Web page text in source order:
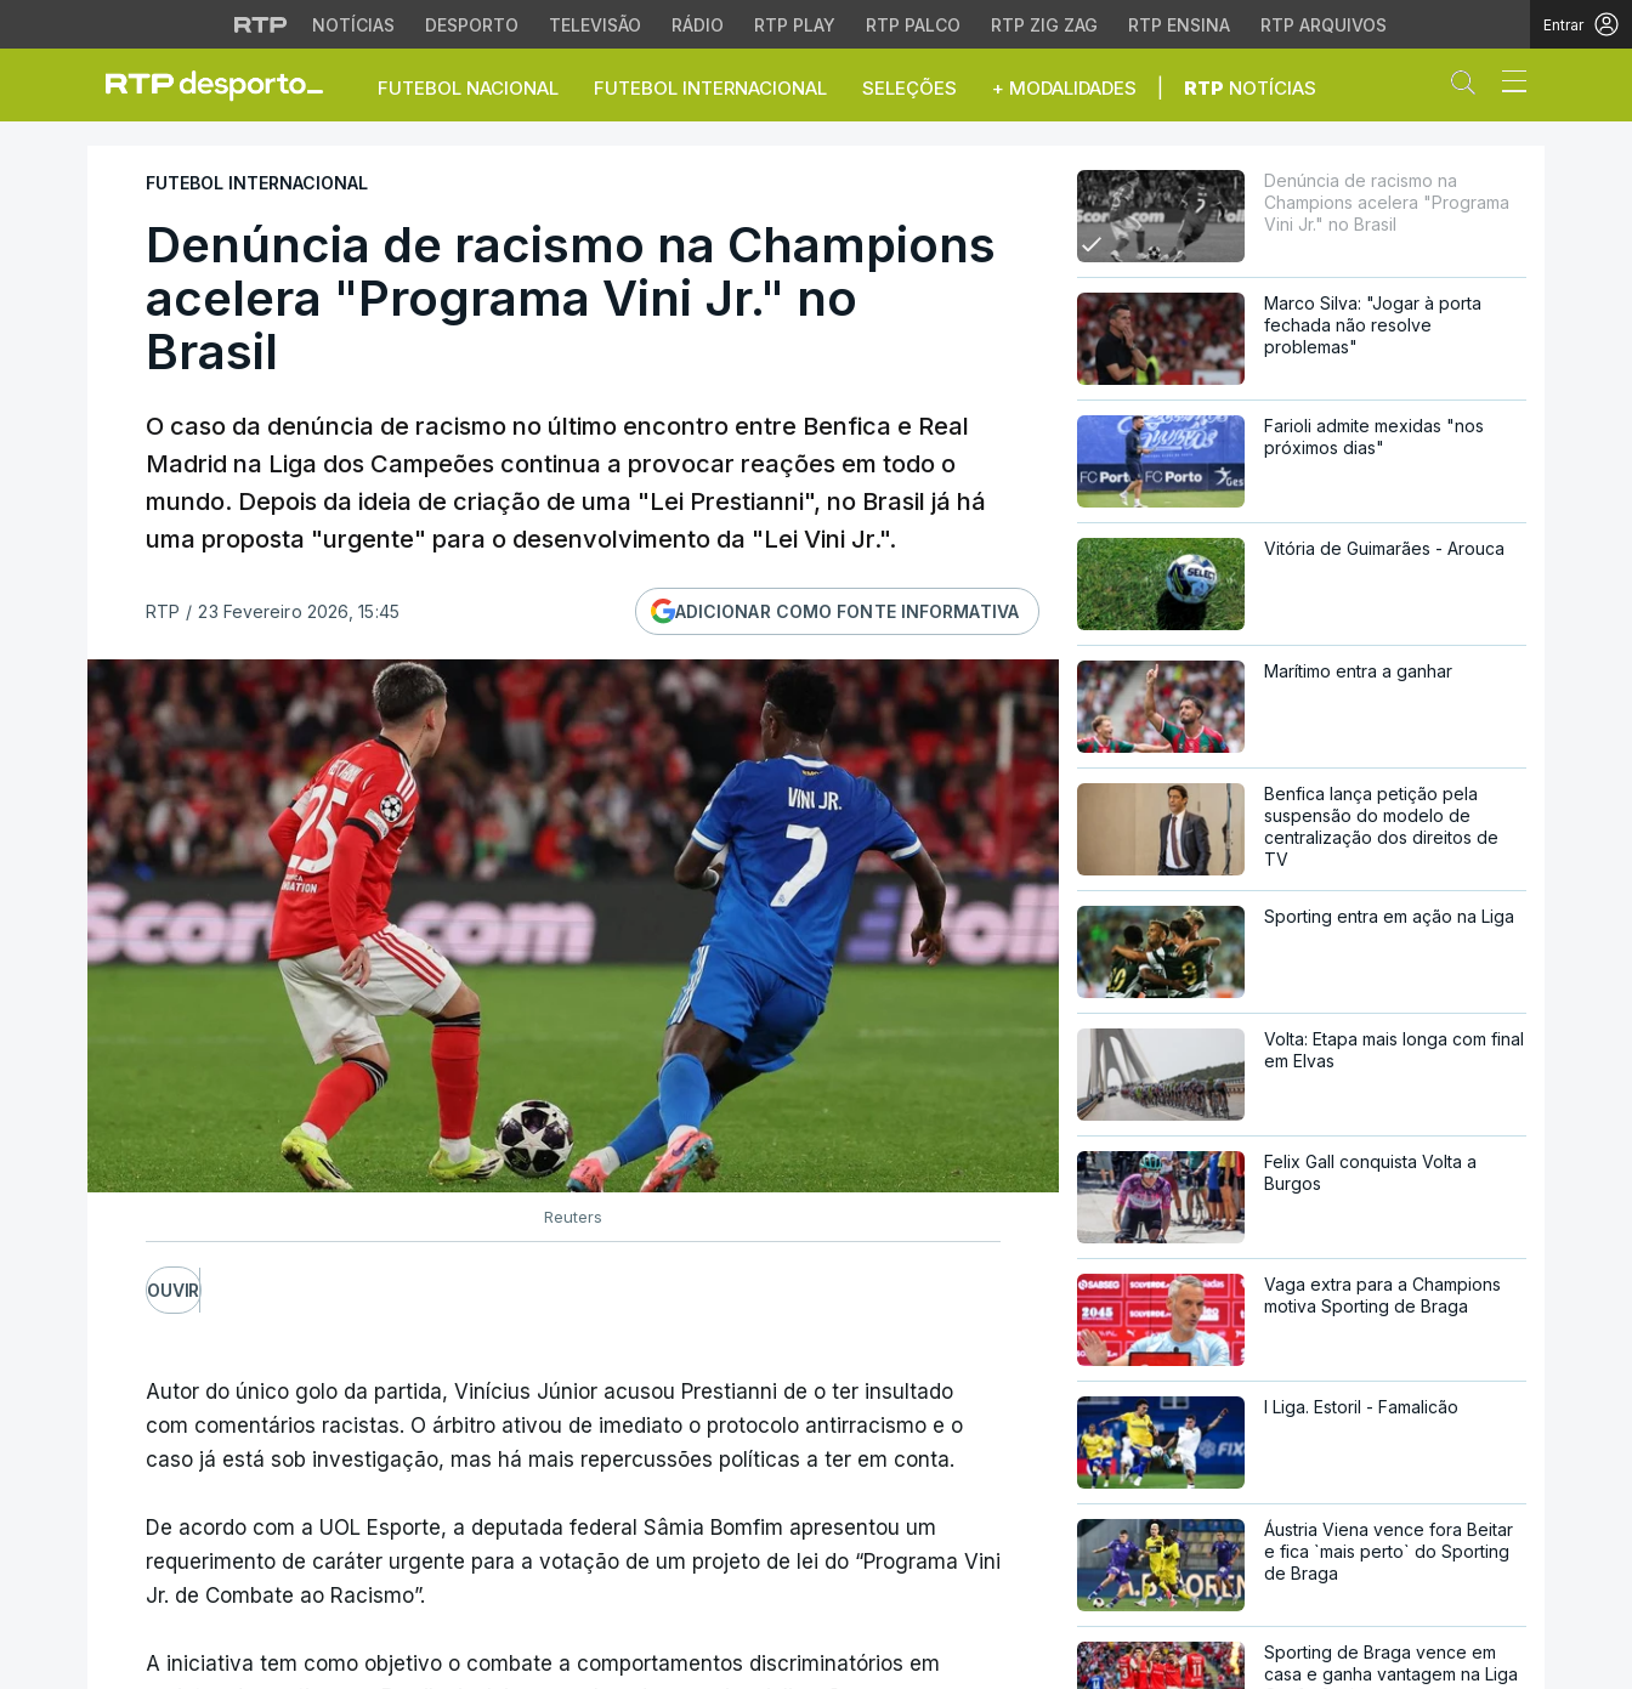
NOTÍCIAS DESPORTO TELEVISÃO RÁDIO RTP PLAY RTP PALCO RTP ZIG ZAG RTP ENSINA RTP ARQUIVOS Entrar
FUTEBOL NACIONAL FUTEBOL INTERNACIONAL SELEÇÕES + MODALIDADES RTP NOTÍCIAS Abrir campo
Denúncia de racismo na Champions acelera "Programa Vini Jr."
FUTEBOL INTERNACIONAL
Denúncia de racismo na Champions
acelera "Programa Vini Jr." no
Brasil
O caso da denúncia de racismo no último encontro entre Benfica e Real
Madrid na Liga dos Campeões continua a provocar reações em todo o
mundo. Depois da ideia de criação de uma "Lei Prestianni", no Brasil já há
uma proposta "urgente" para o desenvolvimento da "Lei Vini Jr.".
RTP / 23 Fevereiro 2026, 15:45 ADICIONAR COMO FONTE INFORMATIVA
Reuters
OUVIR
Autor do único golo da partida, Vinícius Júnior acusou Prestianni de o ter insultado
com comentários racistas. O árbitro ativou de imediato o protocolo antirracismo e o
caso já está sob investigação, mas há mais repercussões políticas a ter em conta.
De acordo com a UOL Esporte, a deputada federal Sâmia Bomfim apresentou um
requerimento de caráter urgente para a votação de um projeto de lei do “Programa Vini
Jr. de Combate ao Racismo”.
A iniciativa tem como objetivo o combate a comportamentos discriminatórios em
Denúncia de racismo na
Champions acelera "Programa
Vini Jr." no Brasil
Marco Silva: "Jogar à porta
fechada não resolve
problemas"
Farioli admite mexidas "nos
próximos dias"
Vitória de Guimarães - Arouca
Marítimo entra a ganhar
Benfica lança petição pela
suspensão do modelo de
centralização dos direitos de
TV
Sporting entra em ação na Liga
Volta: Etapa mais longa com final
em Elvas
Felix Gall conquista Volta a
Burgos
Vaga extra para a Champions
motiva Sporting de Braga
I Liga. Estoril - Famalicão
Áustria Viena vence fora Beitar
e fica `mais perto` do Sporting
de Braga
Sporting de Braga vence em
casa e ganha vantagem na Liga